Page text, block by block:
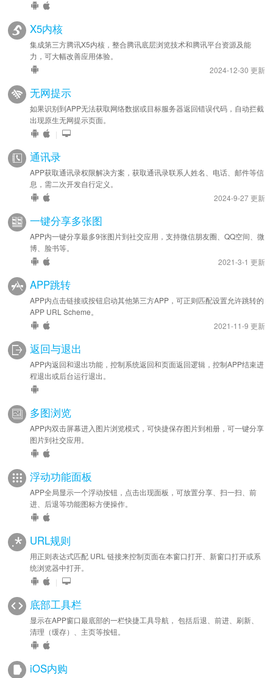
X5内核
集成第三方腾讯X5内核，整合腾讯底层浏览技术和腾讯平台资源及能
力，可大幅改善应用体验。
2024-12-30 更新
无网提示
如果识别到APP无法获取网络数据或目标服务器返回错误代码，自动拦截
出现原生无网提示页面。
|
通讯录
APP获取通讯录权限解决方案，获取通讯录联系人姓名、电话、邮件等信
息，需二次开发自行定义。
2024-9-27 更新
一键分享多张图
APP内一键分享最多9张图片到社交应用，支持微信朋友圈、QQ空间、微
博、脸书等。
2021-3-1 更新
APP跳转
APP内点击链接或按钮启动其他第三方APP，可正则匹配设置允许跳转的
APP URL Scheme。
2021-11-9 更新
返回与退出
APP内返回和退出功能，控制系统返回和页面返回逻辑，控制APP结束进
程退出或后台运行退出。
多图浏览
APP内双击屏幕进入图片浏览模式，可快捷保存图片到相册，可一键分享
图片到社交应用。
浮动功能面板
APP全局显示一个浮动按钮，点击出现面板，可放置分享、扫一扫、前
进、后退等功能图标方便操作。
URL规则
用正则表达式匹配 URL 链接来控制页面在本窗口打开、新窗口打开或系
统浏览器中打开。
|
底部工具栏
显示在APP窗口最底部的一栏快捷工具导航， 包括后退、前进、刷新、
清理（缓存）、主页等按钮。
iOS内购